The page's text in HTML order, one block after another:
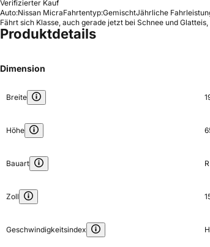
Verifizierter Kauf
Auto:Nissan MicraFahrtentyp:GemischtJährliche
Fährt sich Klasse, auch gerade jetzt bei Schnee und
Produktdetails
Dimension
Breite
Höhe
Bauart R
Zoll
Geschwindigkeitsindex H